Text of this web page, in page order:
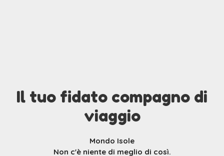
Il tuo fidato compagno di
viaggio
Mondo Isole
Non c'è niente di meglio di così.